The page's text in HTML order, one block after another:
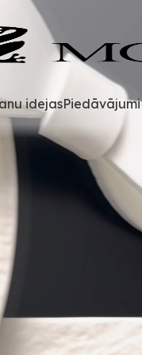
idejasPiedāvājumi